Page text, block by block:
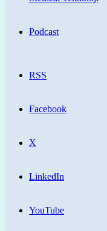
Podcast
RSS
Facebook
X
LinkedIn
YouTube